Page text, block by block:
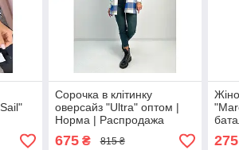
Сорочка в клітинку
оверсайз "Ultra" оптом |
Норма | Распродажа
модели
675₴ 815 ₴ 275